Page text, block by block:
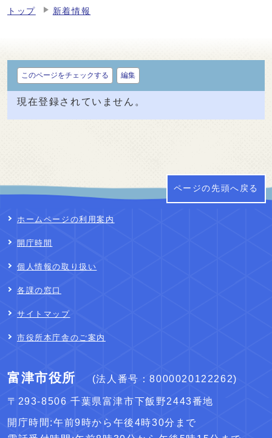
トップ 新着情報
このページをチェックする 編集
現在登録されていません。
ページの先頭へ戻る
ホームページの利用案内
開庁時間
個人情報の取り扱い
各課の窓口
サイトマップ
市役所本庁舎のご案内
富津市役所 (法人番号：8000020122262)
〒293-8506 千葉県富津市下飯野2443番地
開庁時間:午前9時から午後4時30分まで